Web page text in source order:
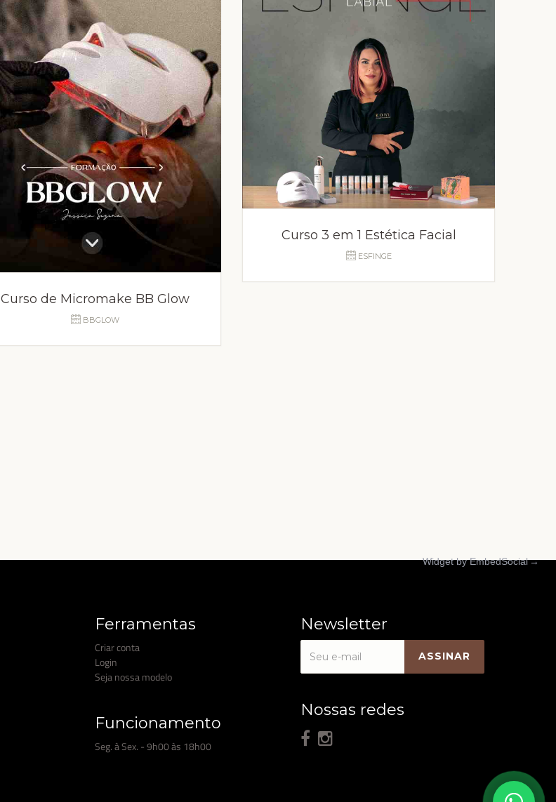
Curso de Micromake BB Glow
BBGLOW
Curso 3 em 1 Estética Facial
ESFINGE
Widget by EmbedSocial→
Ferramentas
Criar conta
Login
Seja nossa modelo
Funcionamento
Seg. à Sex. - 9h00 às 18h00
Newsletter
Nossas redes